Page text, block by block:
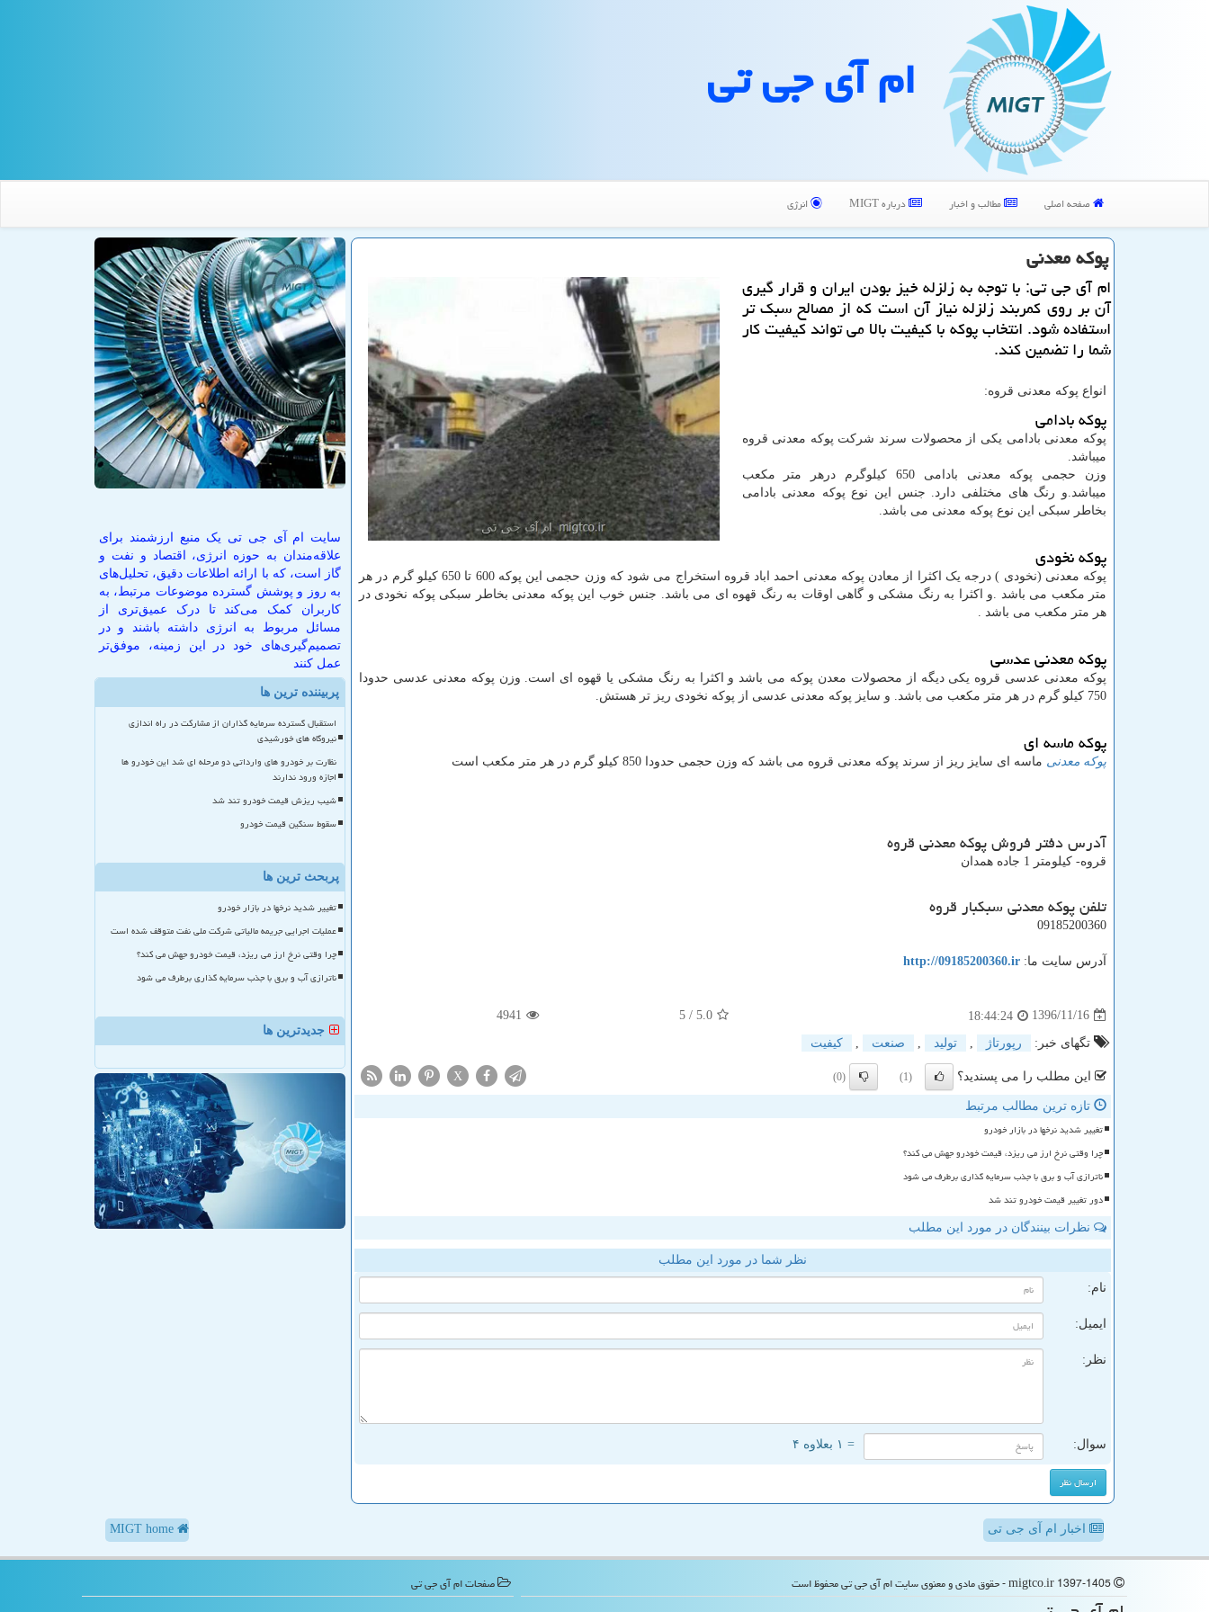
ام آی جی تی
صفحه اصلی مطالب و اخبار درباره MIGT انرژی
پوكه معدنی
ام آی جی تی: با توجه به زلزله خیز بودن ایران و قرار گیری
آن بر روی كمربند زلزله نیاز آن است كه از مصالح سبك تر
استفاده شود. انتخاب پوكه با كیفیت بالا می تواند كیفیت كار
شما را تضمین كند.
انواع پوکه معدنی قروه:
پوکه بادامی
پوکه معدنی بادامی یکی از محصولات سرند شرکت پوکه معدنی قروه
میباشد.
وزن حجمی پوکه معدنی بادامی 650 کیلوگرم درهر متر مکعب
میباشد.و رنگ های مختلفی دارد. جنس این نوع پوکه معدنی بادامی
بخاطر سبکی این نوع پوکه معدنی می باشد.
پوکه نخودی
پوکه معدنی (نخودی ) درجه یک اکثرا از معادن پوکه معدنی احمد اباد قروه استخراج می شود که وزن حجمی این پوکه 600 تا 650 کیلو گرم در هر
متر مکعب می باشد .و اکثرا به رنگ مشکی و گاهی اوقات به رنگ قهوه ای می باشد. جنس خوب این پوکه معدنی بخاطر سبکی پوکه نخودی در
هر متر مکعب می باشد .
پوکه معدنی عدسی
پوکه معدنی عدسی قروه یکی دیگه از محصولات معدن پوکه می باشد و اکثرا به رنگ مشکی یا قهوه ای است. وزن پوکه معدنی عدسی حدودا
750 کیلو گرم در هر متر مکعب می باشد. و سایز پوکه معدنی عدسی از پوکه نخودی ریز تر هستش.
پوکه ماسه ای
پوکه معدنی ماسه ای سایز ریز از سرند پوکه معدنی قروه می باشد که وزن حجمی حدودا 850 کیلو گرم در هر متر مکعب است
آدرس دفتر فروش پوکه معدنی قروه
قروه- کيلومتر 1 جاده همدان
تلفن پوکه معدنی سبکبار قروه
09185200360
آدرس سایت ما: http://09185200360.ir
1396/11/16
18:44:24
5.0
/ 5
4941
تگهای خبر: رپورتاژ تولید صنعت كیفیت
این مطلب را می پسندید؟ (1)
(0)
X
تازه ترین مطالب مرتبط
تغییر شدید نرخها در بازار خودرو
چرا وقتی نرخ ارز می ریزد، قیمت خودرو جهش می کند؟
ناترازی آب و برق با جذب سرمایه گذاری برطرف می شود
دور تغییر قیمت خودرو تند شد
نظرات بینندگان در مورد این مطلب
نظر شما در مورد این مطلب
نام:
ایمیل:
نظر:
سوال: = ۱ بعلاوه ۴
سایت ام آی جی تی یک منبع ارزشمند برای
علاقه‌مندان به حوزه انرژی، اقتصاد و نفت و
گاز است، که با ارائه اطلاعات دقیق، تحلیل‌های
به روز و پوشش گسترده موضوعات مرتبط، به
کاربران کمک می‌کند تا درک عمیق‌تری از
مسائل مربوط به انرژی داشته باشند و در
تصمیم‌گیری‌های خود در این زمینه، موفق‌تر
عمل کنند
پربیننده ترین ها
استقبال گسترده سرمایه گذاران از مشارکت در راه اندازی
نیروگاه های خورشیدی
نظارت بر خودرو های وارداتی دو مرحله ای شد این خودرو ها
اجازه ورود ندارند
شیب ریزش قیمت خودرو تند شد
سقوط سنگین قیمت خودرو
پربحث ترین ها
تغییر شدید نرخها در بازار خودرو
عملیات اجرایی جریمه مالیاتی شرکت ملی نفت متوقف شده است
چرا وقتی نرخ ارز می ریزد، قیمت خودرو جهش می کند؟
ناترازی آب و برق با جذب سرمایه گذاری برطرف می شود
جدیدترین ها
اخبار ام آی جی تی
صفحات ام آی جی تی